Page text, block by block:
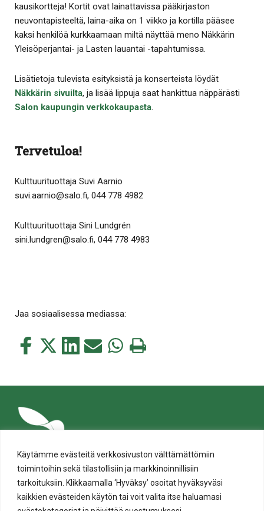
Käytämme evästeitä verkkosivuston välttämättömiin
toimintoihin sekä tilastollisiin ja markkinoinnillisiin
tarkoituksiin. Klikkaamalla ‘Hyväksy’ osoitat hyväksyväsi
kaikkien evästeiden käytön tai voit valita itse haluamasi
kausikortteja! Kortit ovat lainattavissa pääkirjaston
neuvontapisteeltä, laina-aika on 1 viikko ja kortilla pääsee
kaksi henkilöä kurkkaamaan miltä näyttää meno Näkkärin
Yleisöperjantai- ja Lasten lauantai -tapahtumissa.
Lisätietoja tulevista esityksistä ja konserteista löydät
Näkkärin sivuilta, ja lisää lippuja saat hankittua näppärästi
Salon kaupungin verkkokaupasta.
Tervetuloa!
Kulttuurituottaja Suvi Aarnio
suvi.aarnio@salo.fi, 044 778 4982
Kulttuurituottaja Sini Lundgrén
sini.lundgren@salo.fi, 044 778 4983
Jaa sosiaalisessa mediassa:
Jaa
Jaa
Jaa Jaa Jaa Tulosta